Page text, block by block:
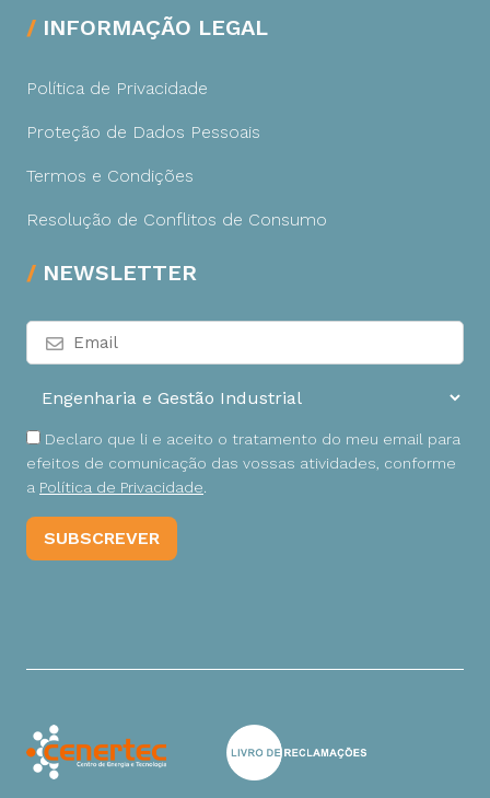
INFORMAÇÃO LEGAL
Política de Privacidade
Proteção de Dados Pessoais
Termos e Condições
Resolução de Conflitos de Consumo
NEWSLETTER
Declaro que li e aceito o tratamento do meu email para
efeitos de comunicação das vossas atividades, conforme
a Política de Privacidade